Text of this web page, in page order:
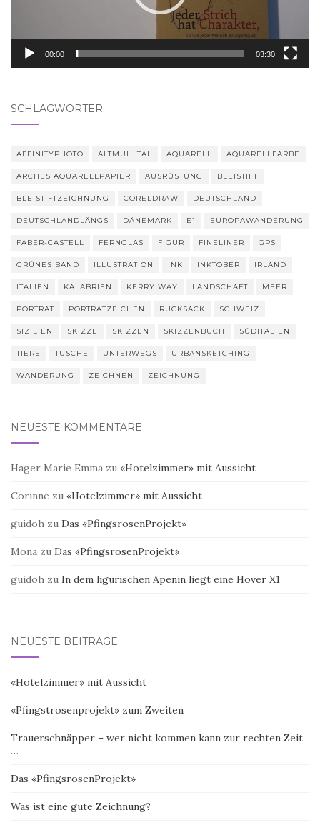
00:00 03:30
SCHLAGWÖRTER
AFFINITYPHOTO ALTMÜHLTAL AQUARELL AQUARELLFARBE
ARCHES AQUARELLPAPIER AUSRÜSTUNG BLEISTIFT
BLEISTIFTZEICHNUNG CORELDRAW DEUTSCHLAND
DEUTSCHLANDLÄNGS DÄNEMARK E1 EUROPAWANDERUNG
FABER-CASTELL FERNGLAS FIGUR FINELINER GPS
GRÜNES BAND ILLUSTRATION INK INKTOBER IRLAND
ITALIEN KALABRIEN KERRY WAY LANDSCHAFT MEER
PORTRÄT PORTRÄTZEICHEN RUCKSACK SCHWEIZ
SIZILIEN SKIZZE SKIZZEN SKIZZENBUCH SÜDITALIEN
TIERE TUSCHE UNTERWEGS URBANSKETCHING
WANDERUNG ZEICHNEN ZEICHNUNG
NEUESTE KOMMENTARE
Hager Marie Emma zu «Hotelzimmer» mit Aussicht
Corinne zu «Hotelzimmer» mit Aussicht
guidoh zu Das «PfingsrosenProjekt»
Mona zu Das «PfingsrosenProjekt»
guidoh zu In dem ligurischen Apenin liegt eine Hover X1
NEUESTE BEITRÄGE
«Hotelzimmer» mit Aussicht
«Pfingstrosenprojekt» zum Zweiten
Trauerschnäpper – wer nicht kommen kann zur rechten Zeit
…
Das «PfingsrosenProjekt»
Was ist eine gute Zeichnung?